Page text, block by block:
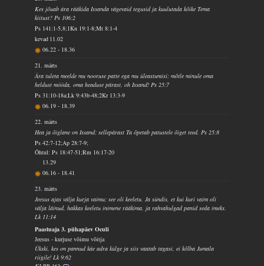
Kes jõuab ära rääkida Issanda vägevaid tegusid ja kuulutada kõike Tema
kiitust? Ps 106:2
Ps 141:1-5,8;1Kn 19:1-8;Mt 8:1-4
kevad 11.02
06.22- 18.36
21. märts
Ära tuleta meelde mu nooruse patte ega mu üleastumisi; mõtle minule oma
heldust mööda, oma headuse pärast, oh Issand! Ps 25:7
Ps 31:10-18a;Lk 9:43b-48;2Kr 13:3-9
06.19- 18.39
22. märts
Hea ja õiglane on Issand; sellepärast Ta õpetab patustele õiget teed. Ps 25:8
Ps 42:7-12;Ap 28:7-9;
Õhtul: Ps 18:47-51;Rm 16:17-20
13.29
06.16- 18.41
23. märts
Jeesus ajas välja kurja vaimu; see oli keeletu. Ja sündis, et kui kuri vaim oli
välja läinud, hakkas keeletu inimene rääkima, ja rahvahulgad panid seda imeks.
Lk 11:14
Paastuaja 3. pühapäev Oculi
Jeesus - kurjuse võimu võitja
Ükski, kes on pannud käe adra külge ja siis vaatab tagasi, ei kõlba Jumala
riigile! Lk 9:62